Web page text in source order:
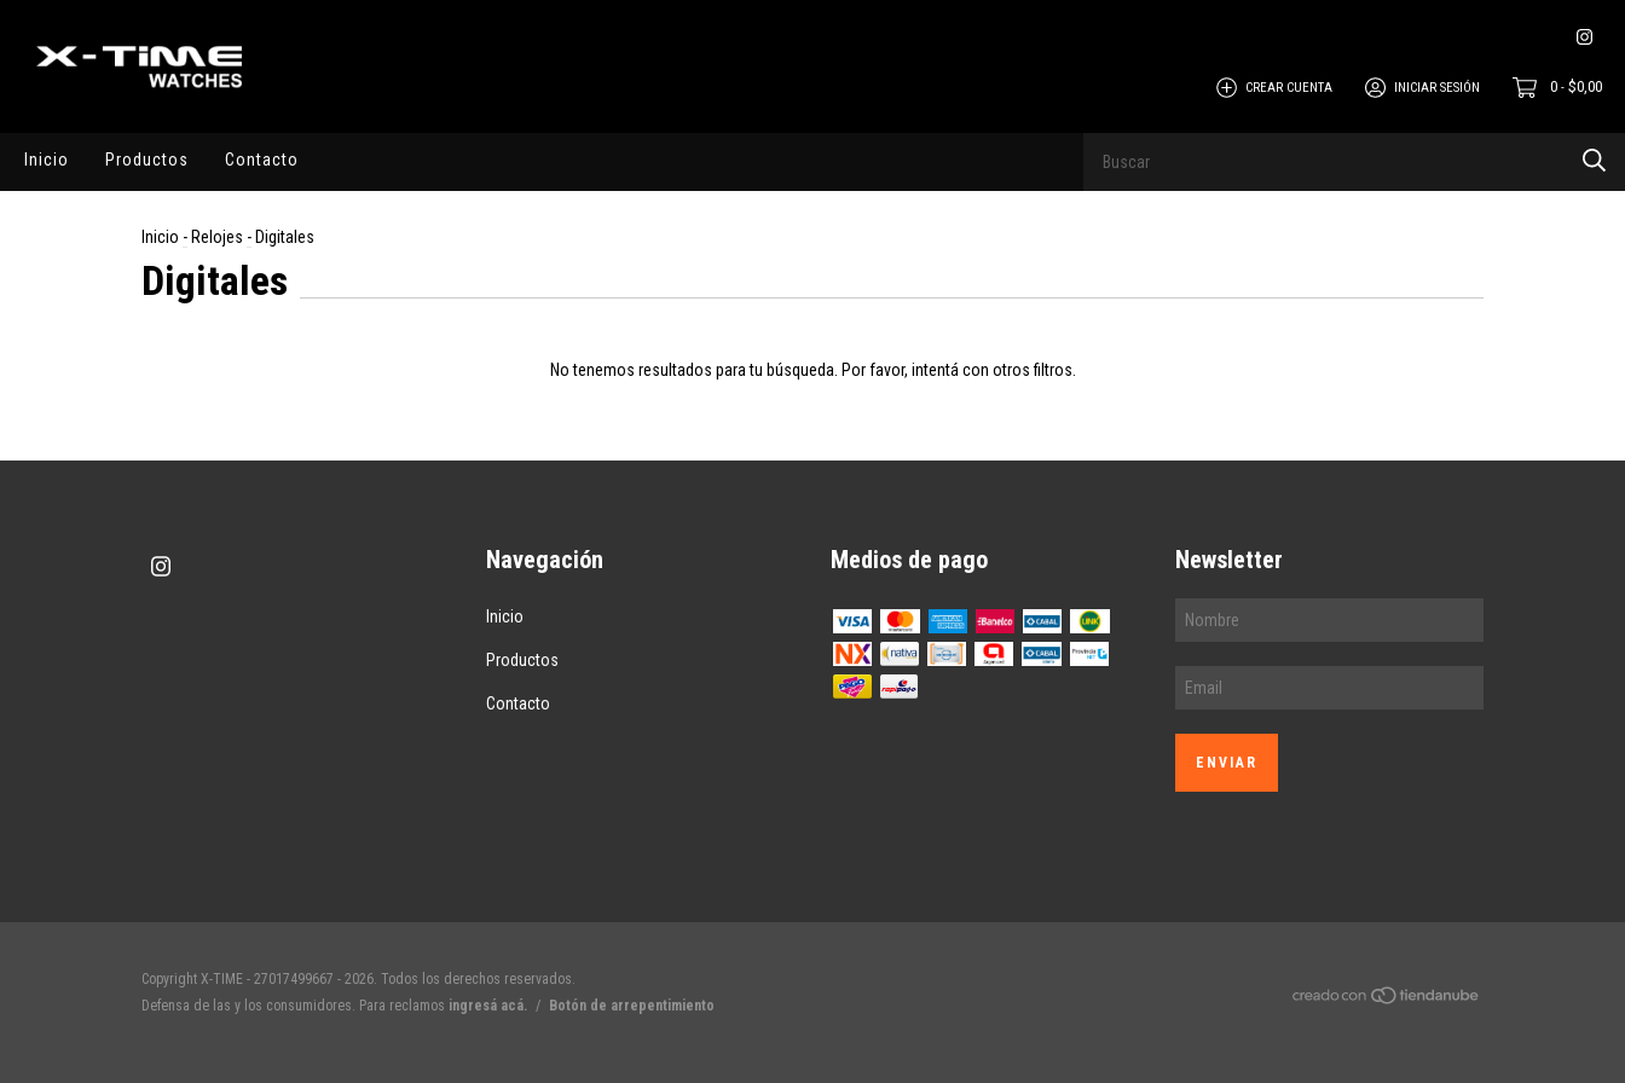
CREAR CUENTA INICIAR SESIÓN 0 - $0,00
Inicio Productos Contacto
Inicio - Relojes - Digitales
Digitales
No tenemos resultados para tu búsqueda. Por favor, intentá con otros filtros.
Navegación
Inicio
Productos
Contacto
Medios de pago Newsletter
Copyright X-TIME - 27017499667 - 2026. Todos los derechos reservados.
Defensa de las y los consumidores. Para reclamos ingresá acá. / Botón de arrepentimiento